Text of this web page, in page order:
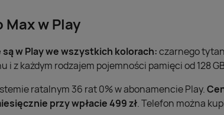
Max w Play
w Play we wszystkich kolorach:czarnego
z każdym rodzajem pojemności pamięci od 128 GB
ratalnym 36 rat 0% w abonamencie Play.
przy wpłacie 499 zł. Telefon można